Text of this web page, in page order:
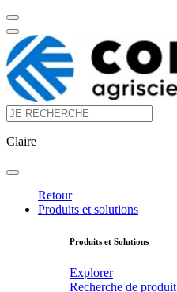
Claire
Retour
Produits et solutions
Produits et Solutions
Explorer
Recherche de produit